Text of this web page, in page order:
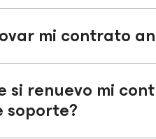
mi contrato
si renuevo mi